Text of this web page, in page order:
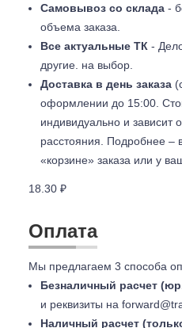
Самовывоз со склада -
объема заказа.
Все актуальные ТК -
другие. на выбор.
Доставка в день заказа
оформлении до 15:00.
индивидуально и зависит
расстояния. Подробнее –
«корзине» заказа или у
18.30 ₽
Оплата
Мы предлагаем 3 способа
Безналичный расчет
и реквизиты на
Наличный расчет